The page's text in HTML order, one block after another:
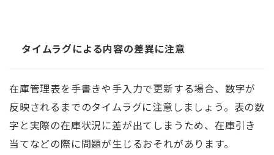
タイムラグによる内容の差異に注意
在庫管理表を手書きや手入力で更新する場合、数字が
反映されるまでのタイムラグに注意しましょう。表の数
字と実際の在庫状況に差が出てしまうため、在庫引き
当てなどの際に問題が生じるおそれがあります。